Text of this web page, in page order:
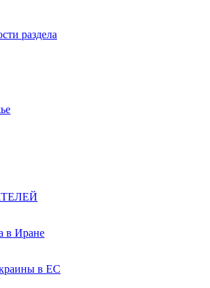
раздела
в Иране
в ЕС